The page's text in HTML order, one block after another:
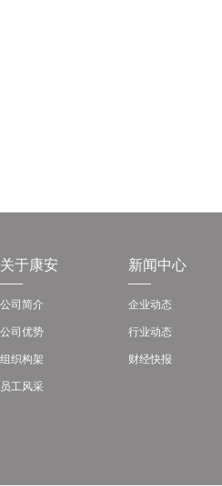
关于康安
公司简介
公司优势
组织构架
员工风采
新闻中心
企业动态
行业动态
财经快报